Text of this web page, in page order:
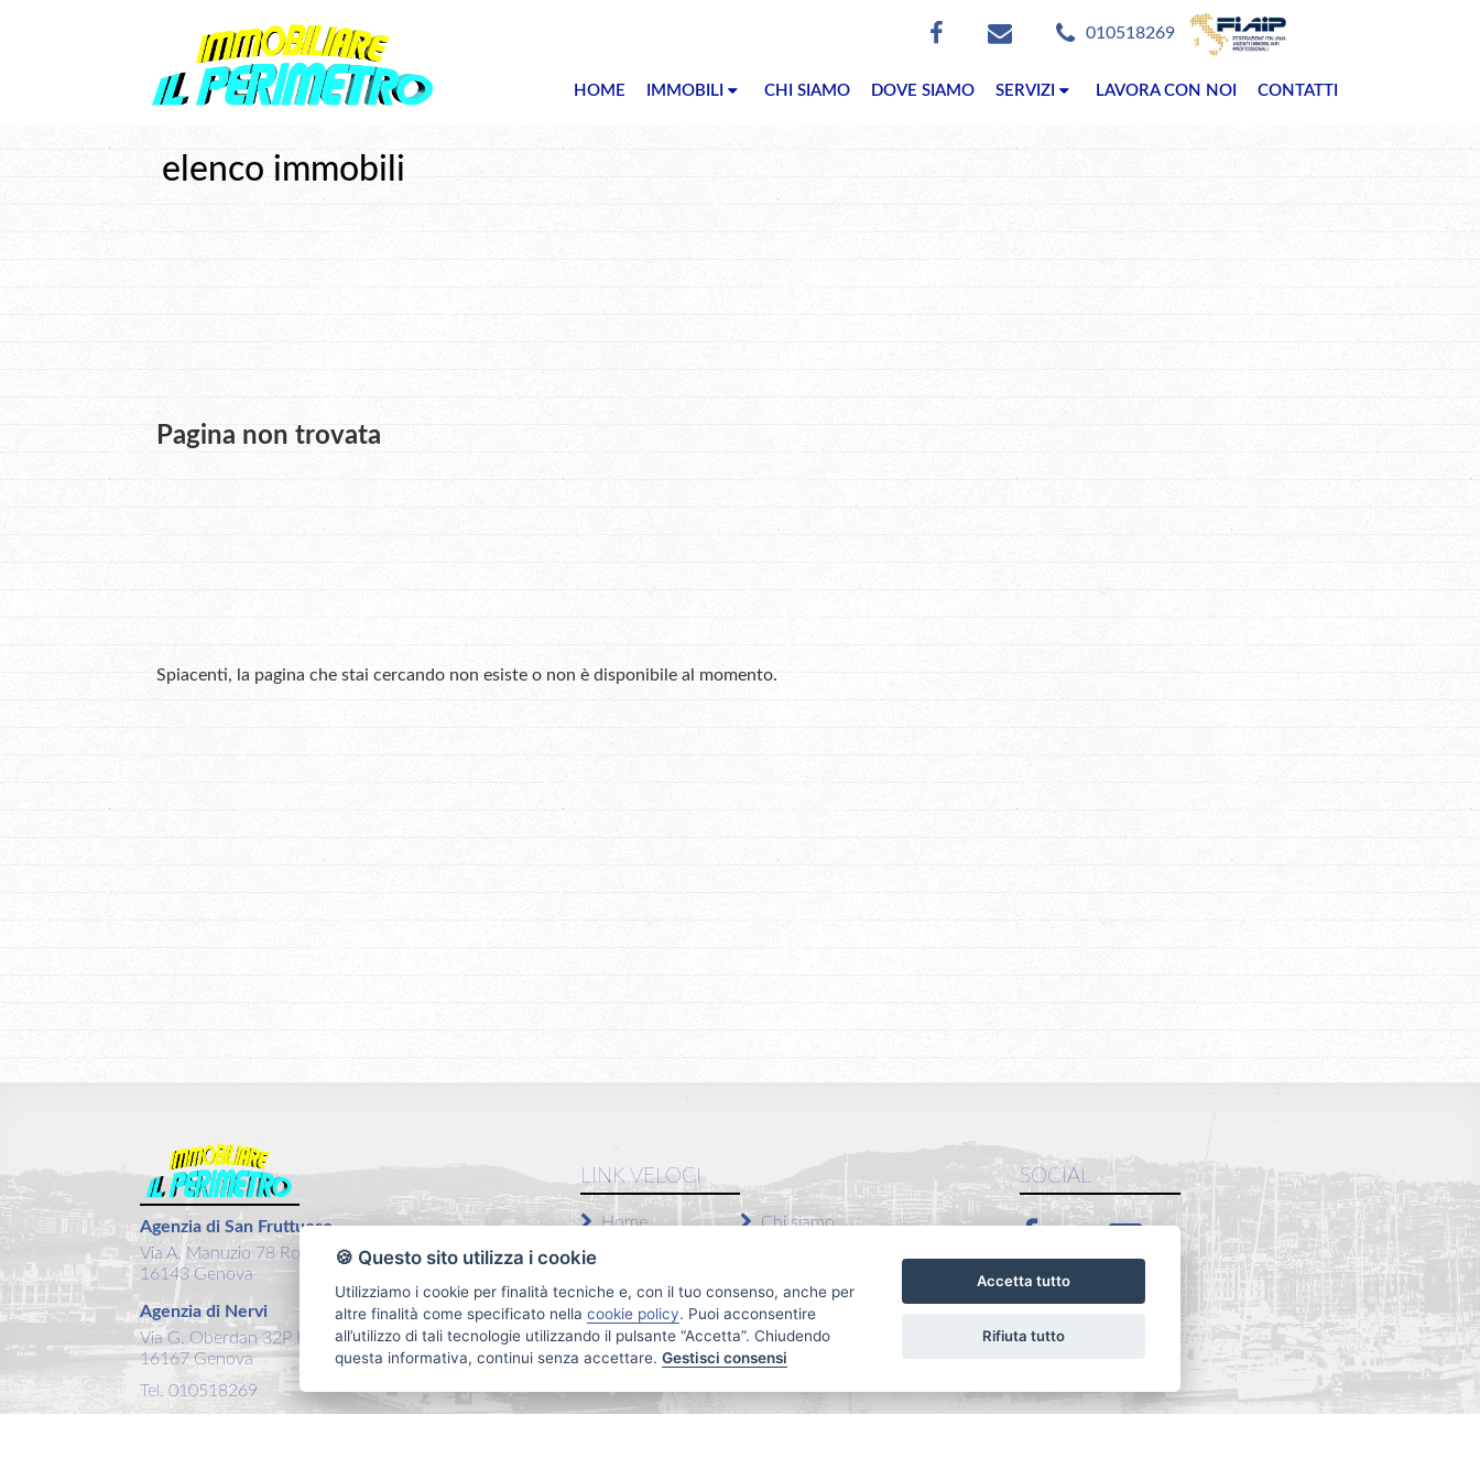
010518269
HOME IMMOBILI CHI SIAMO DOVE SIAMO SERVIZI LAVORA CON NOI CONTATTI
elenco immobili
Pagina non trovata
Spiacenti, la pagina che stai cercando non esiste o non è disponibile al momento.
Agenzia di San Fruttuoso
Via A. Manuzio 78 Rosso
16143 Genova
Agenzia di Nervi
Via G. Oberdan 32P Rosso
16167 Genova
Tel. 010518269
LINK VELOCI
Home
Affitti
Privacy Policy
Chi siamo
Contatti
Revoca consensi
SOCIAL
🍪 Questo sito utilizza i cookie
Utilizziamo i cookie per finalità tecniche e, con il tuo consenso, anche per
altre finalità come specificato nella cookie policy. Puoi acconsentire
all’utilizzo di tali tecnologie utilizzando il pulsante “Accetta”. Chiudendo
questa informativa, continui senza accettare. Gestisci consensi
Accetta tutto
Rifiuta tutto